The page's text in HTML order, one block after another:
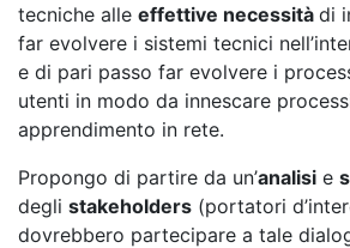
tecniche alle effettive necessità di
far evolvere i sistemi tecnici
e di pari passo far evolvere i
utenti in modo da innescare
apprendimento in rete.
Propongo di partire da un’analisi e
degli stakeholders (portatori
dovrebbero partecipare a tale